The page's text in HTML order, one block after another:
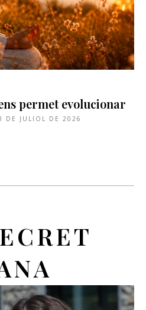
permet evolucionar
DE JULIOL DE 2026